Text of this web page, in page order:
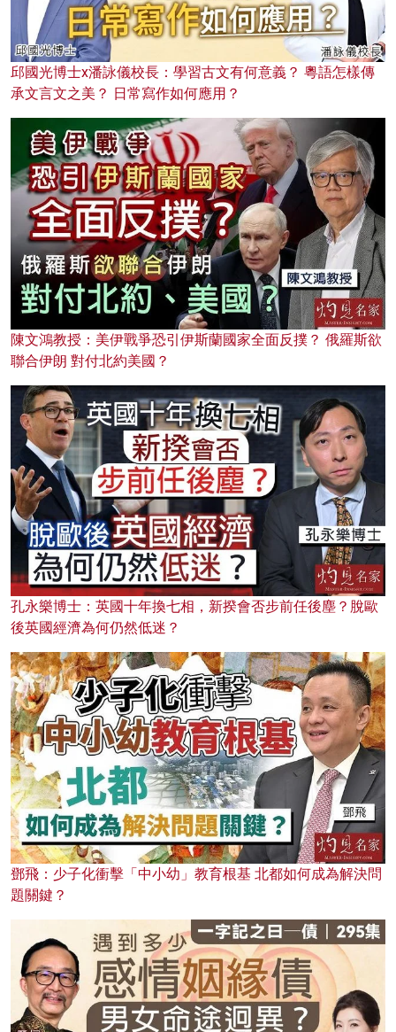
邱國光博士x潘詠儀校長：學習古文有何意義？ 粵語怎樣傳
承文言文之美？ 日常寫作如何應用？
陳文鴻教授：美伊戰爭恐引伊斯蘭國家全面反撲？ 俄羅斯欲
聯合伊朗 對付北約美國？
孔永樂博士：英國十年換七相，新揆會否步前任後塵？脫歐
後英國經濟為何仍然低迷？
鄧飛：少子化衝擊「中小幼」教育根基 北都如何成為解決問
題關鍵？